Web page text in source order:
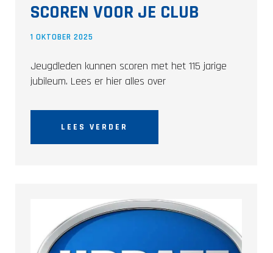
SCOREN VOOR JE CLUB
1 OKTOBER 2025
Jeugdleden kunnen scoren met het 115 jarige
jubileum. Lees er hier alles over
LEES VERDER